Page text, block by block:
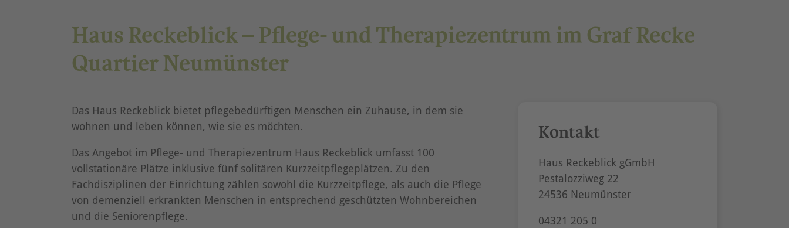
Haus Reckeblick – Pflege- und Therapiezentrum im Graf Recke
Quartier Neumünster
Das Haus Reckeblick bietet pflegebedürftigen Menschen ein Zuhause, in dem sie
wohnen und leben können, wie sie es möchten.
Das Angebot im Pflege- und Therapiezentrum Haus Reckeblick umfasst 100
vollstationäre Plätze inklusive fünf solitären Kurzzeitpflegeplätzen. Zu den
Fachdisziplinen der Einrichtung zählen sowohl die Kurzzeitpflege, als auch die Pflege
von demenziell erkrankten Menschen in entsprechend geschützten Wohnbereichen
und die Seniorenpflege.
Kontakt
Haus Reckeblick gGmbH
Pestalozziweg 22
24536 Neumünster
04321 205 0